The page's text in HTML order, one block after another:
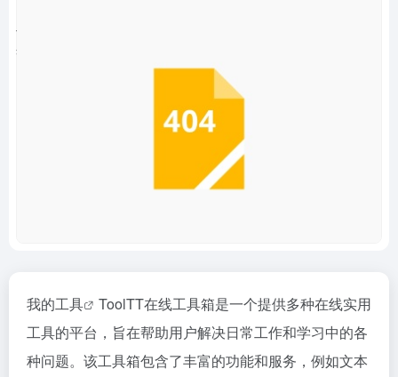
我的工具
ToolTT在线工具箱是一个提供多种在线实用
工具的平台，旨在帮助用户解决日常工作和学习中的各
种问题。该工具箱包含了丰富的功能和服务，例如文本